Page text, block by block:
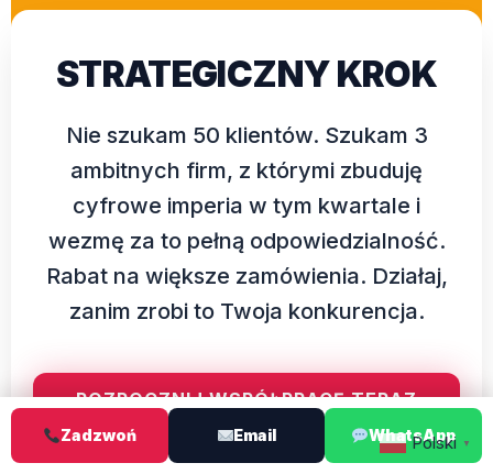
STRATEGICZNY KROK
Nie szukam 50 klientów. Szukam 3
ambitnych firm, z którymi zbuduję
cyfrowe imperia w tym kwartale i
wezmę za to pełną odpowiedzialność.
Rabat na większe zamówienia. Działaj,
zanim zrobi to Twoja konkurencja.
ROZPOCZNIJ WSPÓŁPRACĘ TERAZ
Kontakt tel, WhatsApp lub email 24/7
Zadzwoń Email WhatsApp
Polski ▼